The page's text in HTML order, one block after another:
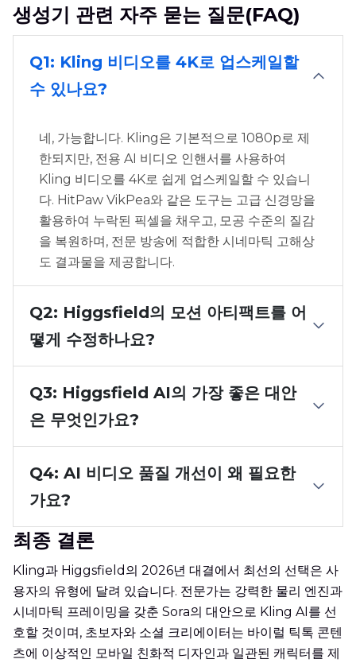
생성기 관련 자주 묻는 질문(FAQ)
Q1: Kling 비디오를 4K로 업스케일할
수 있나요?
네, 가능합니다. Kling은 기본적으로 1080p로 제
한되지만, 전용 AI 비디오 인핸서를 사용하여
Kling 비디오를 4K로 쉽게 업스케일할 수 있습니
다. HitPaw VikPea와 같은 도구는 고급 신경망을
활용하여 누락된 픽셀을 채우고, 모공 수준의 질감
을 복원하며, 전문 방송에 적합한 시네마틱 고해상
도 결과물을 제공합니다.
Q2: Higgsfield의 모션 아티팩트를 어
떻게 수정하나요?
Q3: Higgsfield AI의 가장 좋은 대안
은 무엇인가요?
Q4: AI 비디오 품질 개선이 왜 필요한
가요?
최종 결론
Kling과 Higgsfield의 2026년 대결에서 최선의 선택은 사
용자의 유형에 달려 있습니다. 전문가는 강력한 물리 엔진과
시네마틱 프레이밍을 갖춘 Sora의 대안으로 Kling AI를 선
호할 것이며, 초보자와 소셜 크리에이터는 바이럴 틱톡 콘텐
츠에 이상적인 모바일 친화적 디자인과 일관된 캐릭터를 제